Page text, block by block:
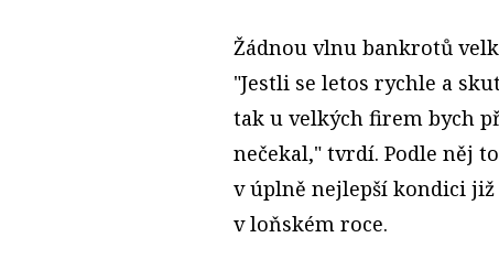
Žádnou vlnu bankrotů
"Jestli se letos rychle a
tak u velkých firem bych
nečekal," tvrdí. Podle něj
v úplně nejlepší kondici
v loňském roce.